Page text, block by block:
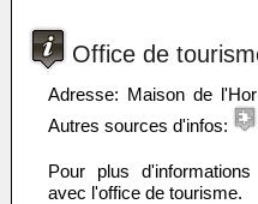
Office de
Adresse: Maison de
Autres sources d'infos:
Pour plus
avec l'office de tourisme.